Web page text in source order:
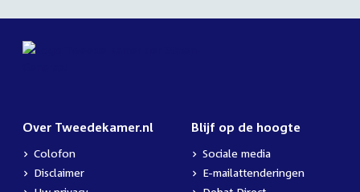
Over Tweedekamer.nl
Colofon
Disclaimer
Blijf op de hoogte
Sociale media
E-mailattenderingen